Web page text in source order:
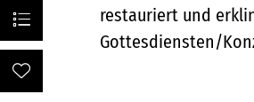
restauriert und
Gottesdiensten/
Programm